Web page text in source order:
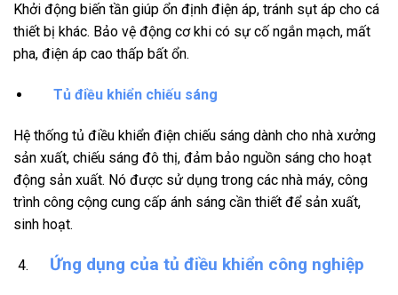
Khởi động biến tần giúp ổn định điện áp, tránh sụt áp cho cá
thiết bị khác. Bảo vệ động cơ khi có sự cố ngắn mạch, mất
pha, điện áp cao thấp bất ổn.
Tủ điều khiển chiếu sáng
Hệ thống tủ điều khiển điện chiếu sáng dành cho nhà xưởng
sản xuất, chiếu sáng đô thị, đảm bảo nguồn sáng cho hoạt
động sản xuất. Nó được sử dụng trong các nhà máy, công
trình công cộng cung cấp ánh sáng cần thiết để sản xuất,
sinh hoạt.
Ứng dụng của tủ điều khiển công nghiệp